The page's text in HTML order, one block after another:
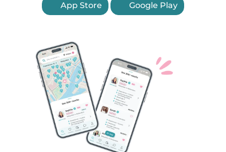
App Store Google Play